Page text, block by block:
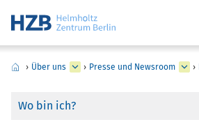
› Über uns › Presse und Newsroom ›
Wo bin ich?